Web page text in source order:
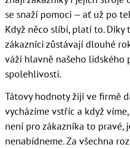
se snaží pomoci — ať už po
Když něco slíbí, platí to. Díky
zákazníci zůstávají dlouhé
váží hlavně našeho lidského
spolehlivosti.
Tátovy hodnoty žijí ve firmě
vycházíme vstříc a když
není pro zákazníka to pravé,
nenabídneme. Za všechna